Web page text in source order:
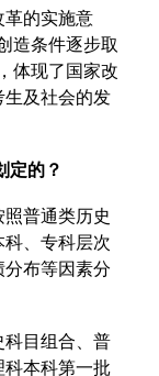
革的实施意
造条件逐步取
体现了国家改
生及社会的发
定的？
普通类历史
、专科层次
布等因素分
科目组合、普
科本科第一批